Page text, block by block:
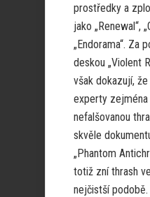
prostředky a
jako „Renewal“,
„Endorama“. Za
deskou „Violent
však dokazují,
experty zejména
nefalšovanou
skvěle
„Phantom
totiž zní thrash
nejčistší podobě.